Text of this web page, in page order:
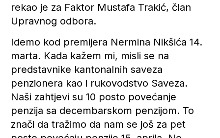
rekao je za Faktor Mustafa Trakić, član
Upravnog odbora.
Idemo kod premijera Nermina Nikšića 14.
marta. Kada kažem mi, misli se na
predstavnike kantonalnih saveza
penzionera kao i rukovodstvo Saveza.
Naši zahtjevi su 10 posto povećanje
penzija sa decembarskom penzijom. To
znači da tražimo da nam se još za pet